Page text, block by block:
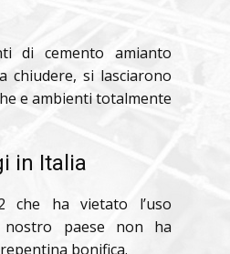
di cemento amianto
chiudere, si lasciarono
e ambienti totalmente
in Italia
che ha vietato l’uso
nostro paese non ha
bonifica.